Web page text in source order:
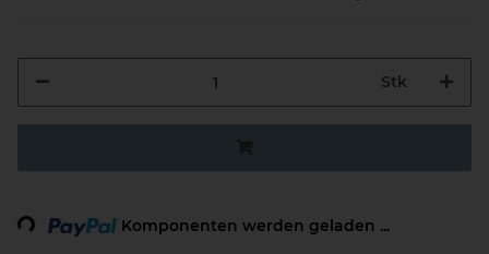
Stk
Komponenten werden geladen ...